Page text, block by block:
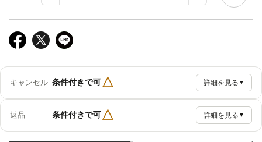
キャンセル 条件付きで可△ 詳細を見る ▼
返品 条件付きで可△ 詳細を見る ▼